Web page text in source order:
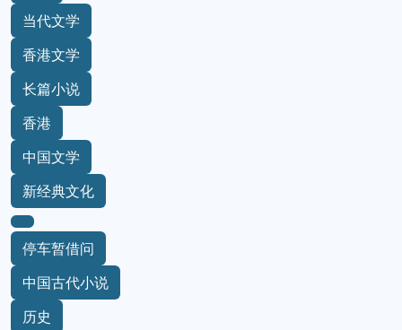
当代文学
香港文学
长篇小说
香港
中国文学
新经典文化
停车暂借问
中国古代小说
历史